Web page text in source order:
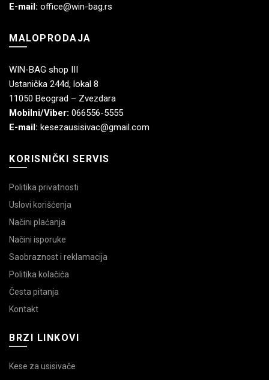
E-mail: office@win-bag.rs
MALOPRODAJA
WIN-BAG shop III
Ustanička 244d, lokal 8
11050 Beograd – Zvezdara
Mobilni/Viber: 066556-5555
E-mail: kesezausisivac@gmail.com
KORISNIČKI SERVIS
Politika privatnosti
Uslovi korišćenja
Načini plaćanja
Načini isporuke
Saobraznost i reklamacija
Politika kolačića
Česta pitanja
Kontakt
BRZI LINKOVI
Kese za usisivače